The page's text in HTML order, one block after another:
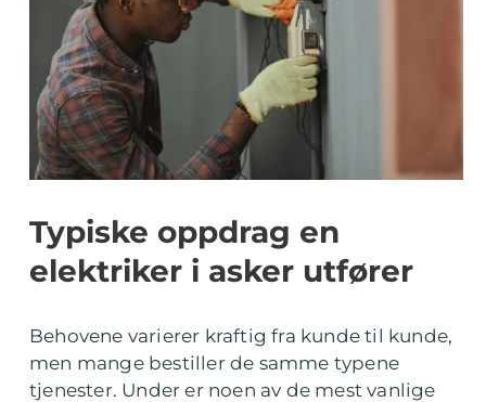
Typiske oppdrag en
elektriker i asker utfører
Behovene varierer kraftig fra kunde til kunde,
men mange bestiller de samme typene
tjenester. Under er noen av de mest vanlige